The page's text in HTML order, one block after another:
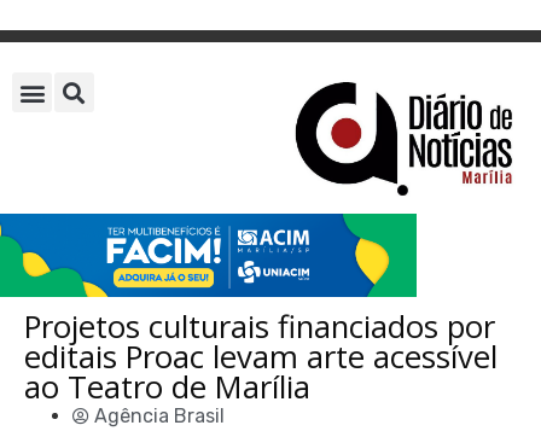
Projetos culturais financiados por
editais Proac levam arte acessível
ao Teatro de Marília
Agência Brasil